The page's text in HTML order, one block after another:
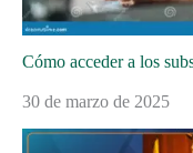
Cómo acceder a los
30 de marzo de 2025